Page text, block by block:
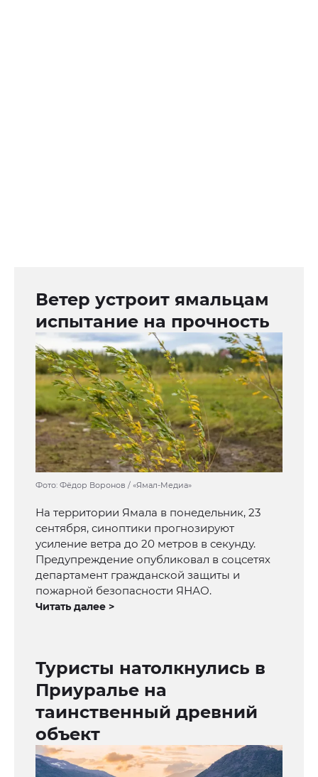
Ветер устроит ямальцам
испытание на прочность
Фото: Фёдор Воронов / «Ямал-Медиа»
На территории Ямала в понедельник, 23
сентября, синоптики прогнозируют
усиление ветра до 20 метров в секунду.
Предупреждение опубликовал в соцсетях
департамент гражданской защиты и
пожарной безопасности ЯНАО.
Читать далее >
Туристы натолкнулись в
Приуралье на
таинственный древний
объект